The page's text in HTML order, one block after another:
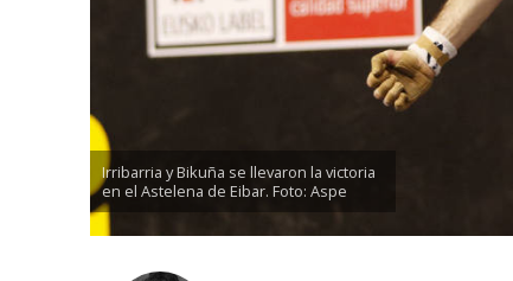
Irribarria y Bikuña se llevaron la victoria
en el Astelena de Eibar. Foto: Aspe